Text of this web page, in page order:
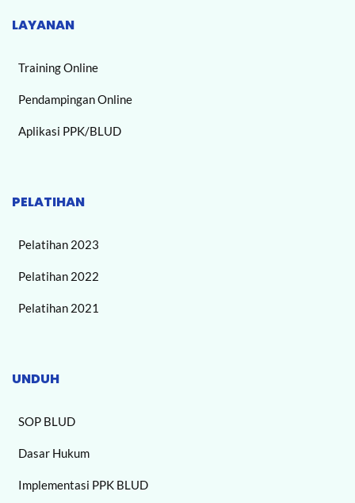
LAYANAN
Training Online
Pendampingan Online
Aplikasi PPK/BLUD
PELATIHAN
Pelatihan 2023
Pelatihan 2022
Pelatihan 2021
UNDUH
SOP BLUD
Dasar Hukum
Implementasi PPK BLUD